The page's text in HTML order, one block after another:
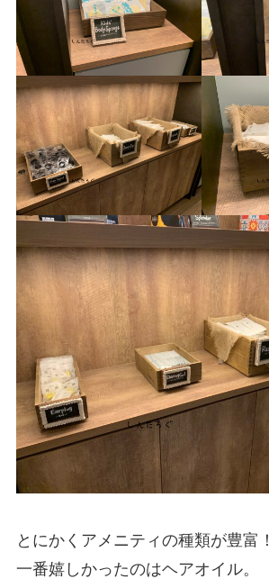
とにかくアメニティの種類が豊富！
一番嬉しかったのはヘアオイル。